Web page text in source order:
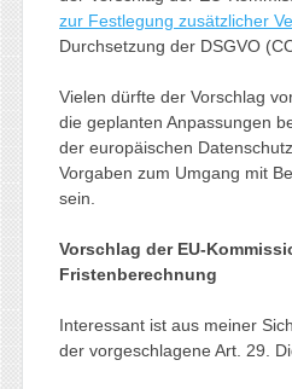
zur Festlegung zusätzlicher
Durchsetzung der DSGVO
Vielen dürfte der Vorschlag
die geplanten Anpassungen
der europäischen
Vorgaben zum Umgang mit
sein.
Vorschlag der EU-
Fristenberechnung
Interessant ist aus meiner
der vorgeschlagene Art. 29.